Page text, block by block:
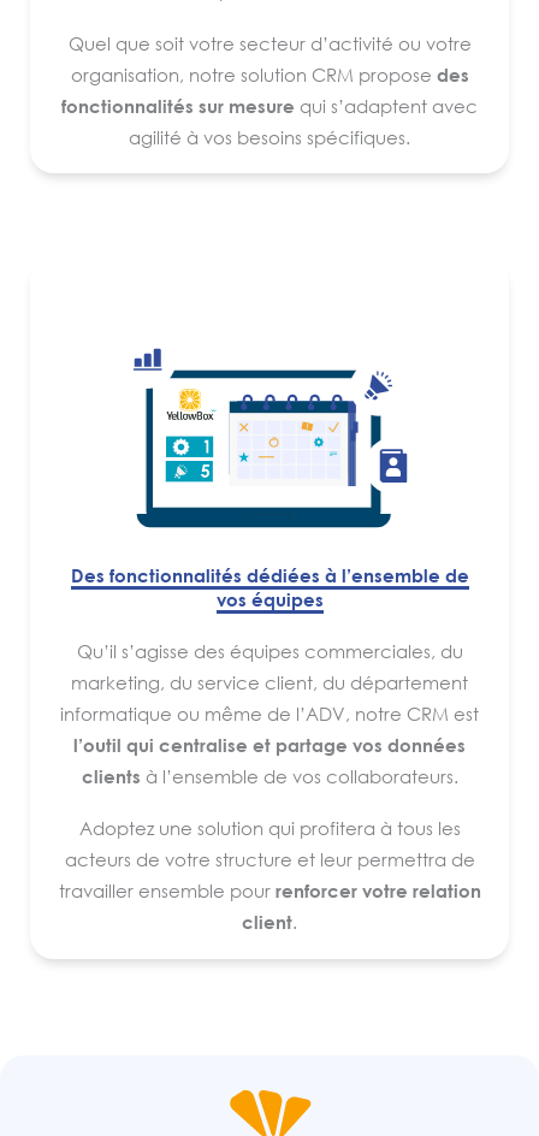
Quel que soit votre secteur d’activité ou votre
organisation, notre solution CRM propose des
fonctionnalités sur mesure qui s’adaptent avec
agilité à vos besoins spécifiques.
Des fonctionnalités dédiées à l’ensemble de
vos équipes
Qu’il s’agisse des équipes commerciales, du
marketing, du service client, du département
informatique ou même de l’ADV, notre CRM est
l’outil qui centralise et partage vos données
clients à l’ensemble de vos collaborateurs.
Adoptez une solution qui profitera à tous les
acteurs de votre structure et leur permettra de
travailler ensemble pour renforcer votre relation
client.